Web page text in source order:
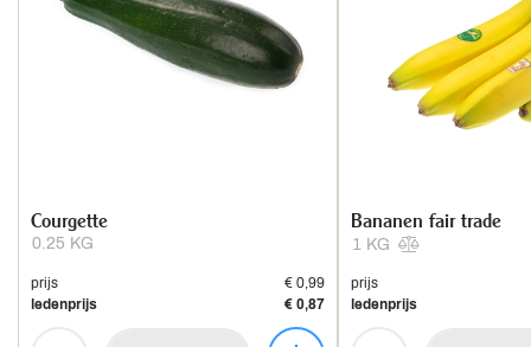
0.25 KG
Courgette
prijs
€ 0,99
ledenprijs
€ 0,87
1 KG
Bananen fair trade
prijs
ledenprijs